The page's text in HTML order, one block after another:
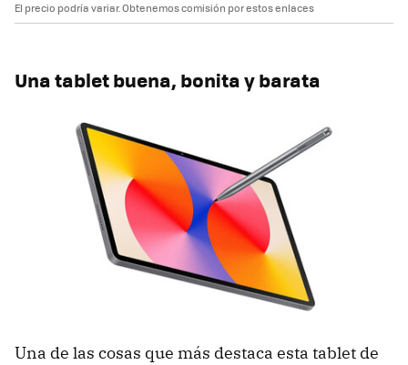
El precio podría variar. Obtenemos comisión por estos enlaces
Una tablet buena, bonita y barata
Una de las cosas que más destaca esta tablet de